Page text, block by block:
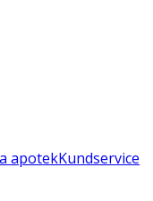
apotekKundservice